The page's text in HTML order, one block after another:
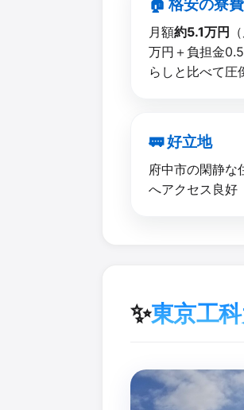
🏠 格安の​寮費
月額約5.1万円
万円＋負担金
らしと比べて圧
🚃 好立地
府中市の閑静な
へアクセス良好
✨東京工